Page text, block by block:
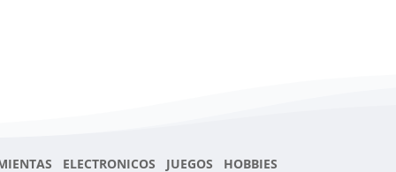
ELECTRONICOS JUEGOS HOBBIES